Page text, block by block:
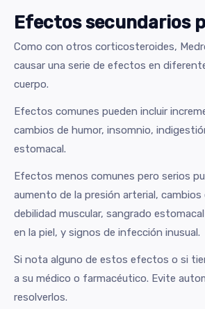
Efectos secundarios
Como con otros corticosteroides,
causar una serie de efectos en
cuerpo.
Efectos comunes pueden incluir
cambios de humor, insomnio,
estomacal.
Efectos menos comunes pero serios
aumento de la presión arterial, cambios
debilidad muscular, sangrado
en la piel, y signos de infección inusual.
Si nota alguno de estos efectos o si
a su médico o farmacéutico. Evite
resolverlos.